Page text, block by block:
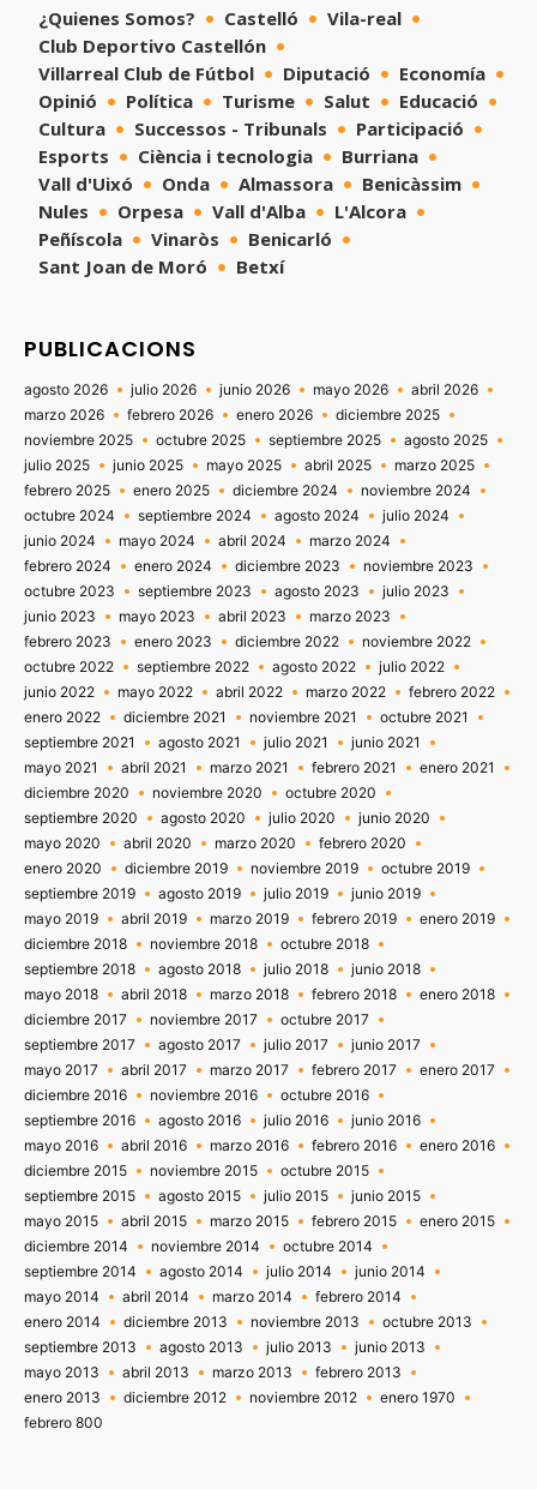
¿Quienes Somos? Castelló
Vila-real
Club Deportivo Castellón
Villarreal Club de Fútbol
Diputació
Economía
Opinió
Política Turisme Salut
Educació
Cultura
Successos - Tribunals
Participació
Esports
Ciència i tecnologia
Burriana
Vall d'Uixó
Onda Almassora
Benicàssim
Nules
Orpesa Vall d'Alba
L'Alcora
Peñíscola
Vinaròs
Benicarló
Sant Joan de Moró
Betxí
PUBLICACIONS
agosto 2026 julio 2026 junio 2026 mayo 2026
abril 2026
marzo 2026
febrero 2026 enero 2026
diciembre 2025
noviembre 2025
octubre 2025 septiembre 2025
agosto 2025
julio 2025
junio 2025 mayo 2025 abril 2025
marzo 2025
febrero 2025
enero 2025 diciembre 2024
noviembre 2024
octubre 2024
septiembre 2024 agosto 2024
julio 2024
junio 2024
mayo 2024 abril 2024
marzo 2024
febrero 2024
enero 2024 diciembre 2023
noviembre 2023
octubre 2023
septiembre 2023 agosto 2023
julio 2023
junio 2023
mayo 2023 abril 2023
marzo 2023
febrero 2023
enero 2023 diciembre 2022
noviembre 2022
octubre 2022
septiembre 2022 agosto 2022
julio 2022
junio 2022
mayo 2022 abril 2022 marzo 2022
febrero 2022
enero 2022
diciembre 2021 noviembre 2021
octubre 2021
septiembre 2021
agosto 2021 julio 2021
junio 2021
mayo 2021
abril 2021 marzo 2021 febrero 2021
enero 2021
diciembre 2020
noviembre 2020
octubre 2020
septiembre 2020
agosto 2020 julio 2020
junio 2020
mayo 2020
abril 2020 marzo 2020
febrero 2020
enero 2020
diciembre 2019 noviembre 2019
octubre 2019
septiembre 2019
agosto 2019 julio 2019
junio 2019
mayo 2019
abril 2019 marzo 2019 febrero 2019
enero 2019
diciembre 2018
noviembre 2018
octubre 2018
septiembre 2018
agosto 2018 julio 2018
junio 2018
mayo 2018
abril 2018 marzo 2018 febrero 2018
enero 2018
diciembre 2017
noviembre 2017
octubre 2017
septiembre 2017
agosto 2017 julio 2017
junio 2017
mayo 2017
abril 2017 marzo 2017 febrero 2017
enero 2017
diciembre 2016
noviembre 2016
octubre 2016
septiembre 2016
agosto 2016 julio 2016
junio 2016
mayo 2016
abril 2016 marzo 2016 febrero 2016
enero 2016
diciembre 2015
noviembre 2015
octubre 2015
septiembre 2015
agosto 2015 julio 2015
junio 2015
mayo 2015
abril 2015 marzo 2015 febrero 2015
enero 2015
diciembre 2014
noviembre 2014
octubre 2014
septiembre 2014
agosto 2014 julio 2014
junio 2014
mayo 2014
abril 2014 marzo 2014
febrero 2014
enero 2014
diciembre 2013 noviembre 2013
octubre 2013
septiembre 2013
agosto 2013 julio 2013
junio 2013
mayo 2013
abril 2013 marzo 2013
febrero 2013
enero 2013
diciembre 2012 noviembre 2012
enero 1970
febrero 800